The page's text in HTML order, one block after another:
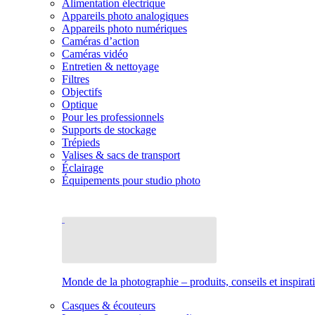
Alimentation électrique
Appareils photo analogiques
Appareils photo numériques
Caméras d’action
Caméras vidéo
Entretien & nettoyage
Filtres
Objectifs
Optique
Pour les professionnels
Supports de stockage
Trépieds
Valises & sacs de transport
Éclairage
Équipements pour studio photo
Monde de la photographie – produits, conseils et
Casques & écouteurs